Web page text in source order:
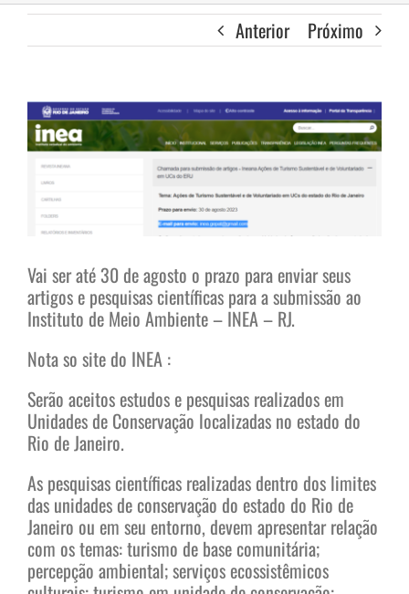
Anterior Próximo
View
Larger
Image
Vai ser até 30 de agosto o prazo para enviar seus
artigos e pesquisas científicas para a submissão ao
Instituto de Meio Ambiente – INEA – RJ.
Nota so site do INEA :
Serão aceitos estudos e pesquisas realizados em
Unidades de Conservação localizadas no estado do
Rio de Janeiro.
As pesquisas científicas realizadas dentro dos limites
das unidades de conservação do estado do Rio de
Janeiro ou em seu entorno, devem apresentar relação
com os temas: turismo de base comunitária;
percepção ambiental; serviços ecossistêmicos